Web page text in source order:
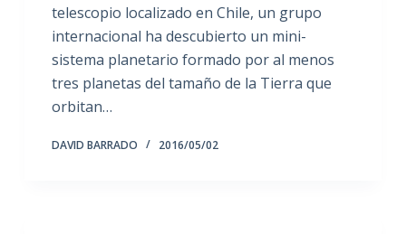
telescopio localizado en Chile, un grupo
internacional ha descubierto un mini-
sistema planetario formado por al menos
tres planetas del tamaño de la Tierra que
orbitan…
DAVID BARRADO 2016/05/02